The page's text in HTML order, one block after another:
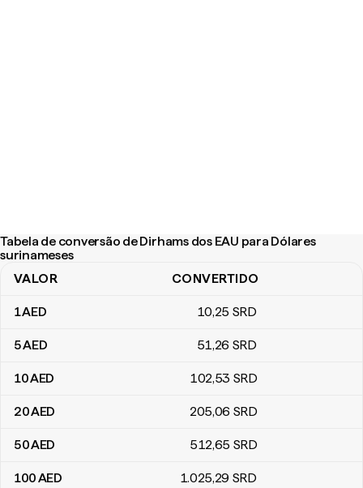
Tabela de conversão de Dirhams dos EAU para Dólares
surinameses
Tabela de conversão de Dirhams dos EAU para Dólares
VALOR CONVERTIDO
1AED 10,25 SRD
5AED 51,26 SRD
10AED 102,53 SRD
20AED 205,06 SRD
50AED 512,65 SRD
100AED 1.025,29 SRD